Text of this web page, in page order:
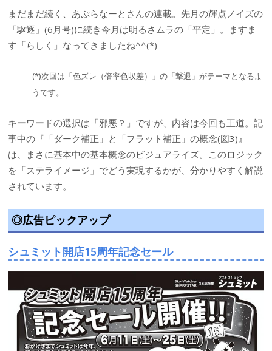
まだまだ続く、あぷらなーとさんの連載。先月の輝点ノイズの
「駆逐」(6月号)に続き今月は明るさムラの「平定」。ますま
す「らしく」なってきましたね^^(*)
(*)次回は「色ズレ（倍率色収差）」の「撃退」がテーマとなるよ
うです。
キーワードの選択は「邪悪？」ですが、内容は今回も王道。記
事中の『「ダーク補正」と「フラット補正」の概念(図3)』
は、まさに基本中の基本概念のビジュアライズ。このロジック
を「ステライメージ」でどう実現するかが、分かりやすく解説
されています。
◎広告ピックアップ
シュミット開店15周年記念セール